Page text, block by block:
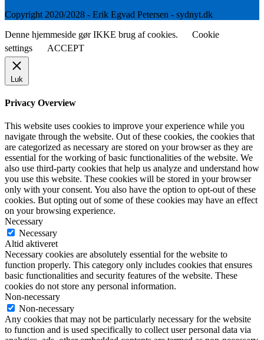
Copyright 2020/2028 - Erik Egvad Petersen - sydnyt.dk
Denne hjemmeside gør IKKE brug af cookies.
Cookie
settings
ACCEPT
Luk
Privacy Overview
This website uses cookies to improve your experience while you
navigate through the website. Out of these cookies, the cookies that
are categorized as necessary are stored on your browser as they are
essential for the working of basic functionalities of the website. We
also use third-party cookies that help us analyze and understand how
you use this website. These cookies will be stored in your browser
only with your consent. You also have the option to opt-out of these
cookies. But opting out of some of these cookies may have an effect
on your browsing experience.
Necessary
Necessary
Altid aktiveret
Necessary cookies are absolutely essential for the website to
function properly. This category only includes cookies that ensures
basic functionalities and security features of the website. These
cookies do not store any personal information.
Non-necessary
Non-necessary
Any cookies that may not be particularly necessary for the website
to function and is used specifically to collect user personal data via